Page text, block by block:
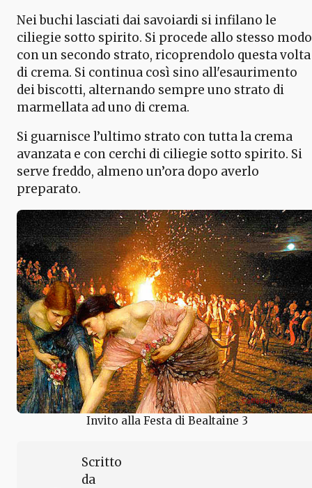
Nei buchi lasciati dai savoiardi si infilano le
ciliegie sotto spirito. Si procede allo stesso modo
con un secondo strato, ricoprendolo questa volta
di crema. Si continua così sino all'esaurimento
dei biscotti, alternando sempre uno strato di
marmellata ad uno di crema.
Si guarnisce l’ultimo strato con tutta la crema
avanzata e con cerchi di ciliegie sotto spirito. Si
serve freddo, almeno un’ora dopo averlo
preparato.
Invito alla Festa di Bealtaine 3
Scritto
da